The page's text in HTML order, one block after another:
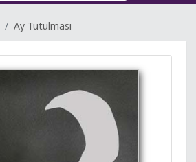
Ay Tutulması